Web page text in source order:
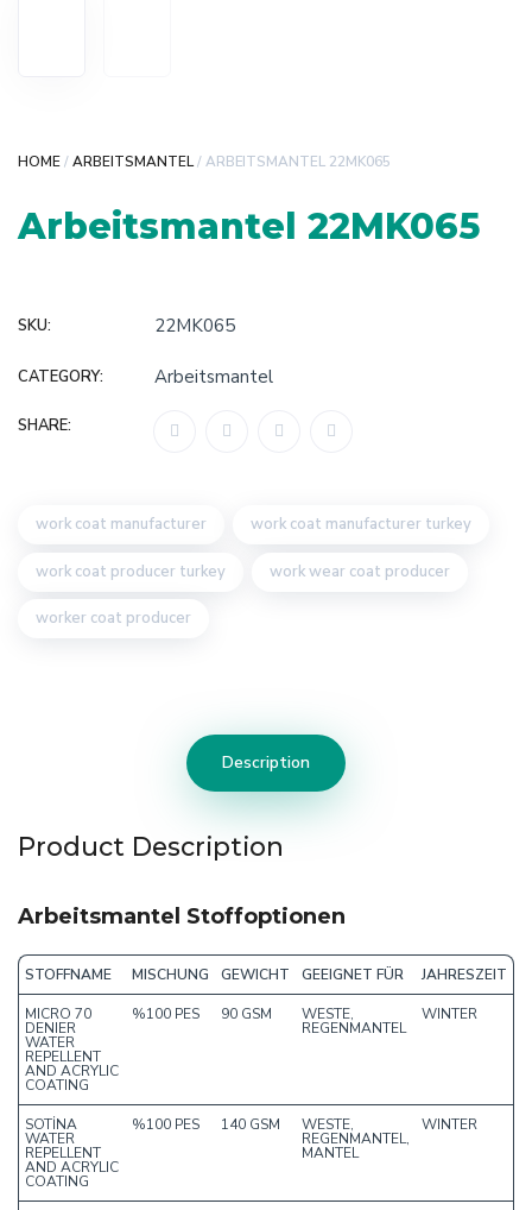
HOME/ARBEITSMANTEL/ ARBEITSMANTEL 22MK065
Arbeitsmantel 22MK065
SKU: 22MK065
CATEGORY: Arbeitsmantel
SHARE:
work coat manufacturer work coat manufacturer turkey
work coat producer turkey work wear coat producer
worker coat producer
Description
Product Description
Arbeitsmantel Stoffoptionen
STOFFNAME MISCHUNG GEWICHT GEEIGNET FÜR JAHRESZEIT
MICRO 70
DENIER
WATER
REPELLENT
AND ACRYLIC
COATING
%100 PES 90 GSM WESTE,
REGENMANTEL
WINTER
SOTİNA
WATER
REPELLENT
AND ACRYLIC
COATING
%100 PES 140 GSM WESTE,
REGENMANTEL,
MANTEL
WINTER